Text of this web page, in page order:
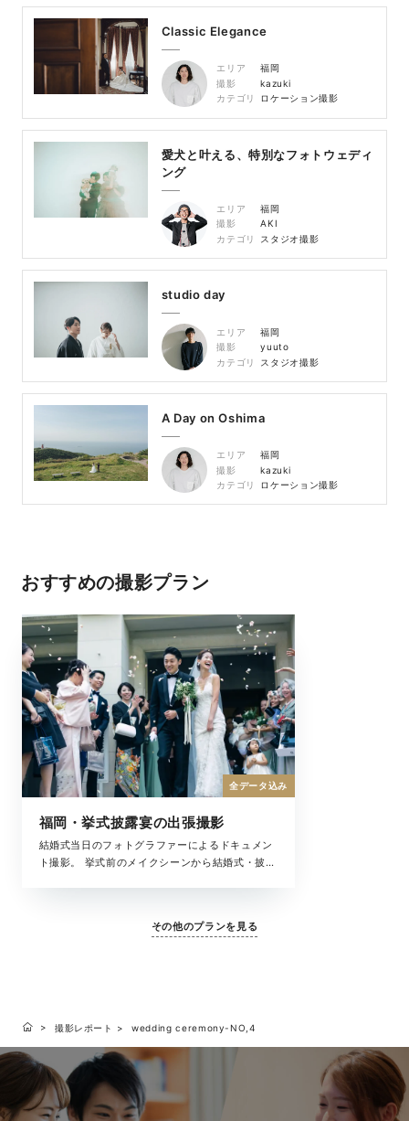
Classic Elegance
エリア
福岡
撮影
kazuki
カテゴリ
ロケーション撮影
愛犬と叶える、特別なフォトウェディ
ング
エリア
福岡
撮影
AKI
カテゴリ
スタジオ撮影
studio day
エリア
福岡
撮影
yuuto
カテゴリ
スタジオ撮影
A Day on Oshima
エリア
福岡
撮影
kazuki
カテゴリ
ロケーション撮影
おすすめの撮影プラン
福岡・挙式披露宴の出張撮影
結婚式当日のフォトグラファーによるドキュメン
ト撮影。 挙式前のメイクシーンから結婚式・披露
全データ込み
その他のプランを見る
撮影レポート wedding ceremony-NO,4